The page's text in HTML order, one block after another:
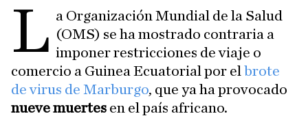
L a Organización Mundial de la Salud
(OMS) se ha mostrado contraria a
imponer restricciones de viaje o
comercio a Guinea Ecuatorial por el brote
de virus de Marburgo, que ya ha provocado
nueve muertes en el país africano.